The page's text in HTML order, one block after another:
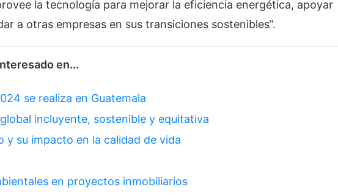
la tecnología para mejorar la eficiencia energética, apoyar
a otras empresas en sus transiciones sostenibles”.
en...
se realiza en Guatemala
incluyente, sostenible y equitativa
y su impacto en la calidad de vida
en proyectos inmobiliarios